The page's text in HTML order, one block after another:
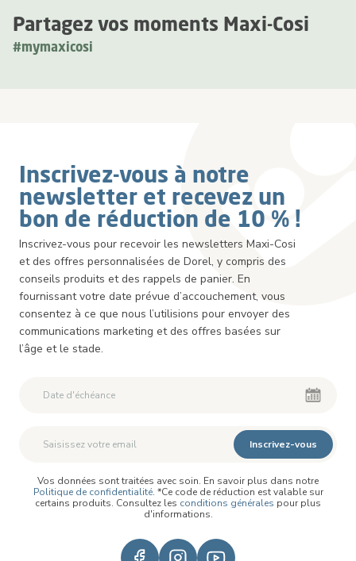
Partagez vos moments Maxi-Cosi
#mymaxicosi
Inscrivez-vous à notre
newsletter et recevez un
bon de réduction de 10 % !
Inscrivez-vous pour recevoir les newsletters Maxi-Cosi
et des offres personnalisées de Dorel, y compris des
conseils produits et des rappels de panier. En
fournissant votre date prévue d’accouchement, vous
consentez à ce que nous l’utilisions pour envoyer des
communications marketing et des offres basées sur
l’âge et le stade.
Inscrivez-vous
Vos données sont traitées avec soin. En savoir plus dans notre
Politique de confidentialité. *Ce code de réduction est valable sur
certains produits. Consultez les conditions générales pour plus
d'informations.